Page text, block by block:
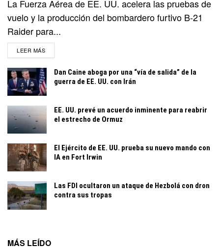
La Fuerza Aérea de EE. UU. acelera las pruebas de
vuelo y la producción del bombardero furtivo B-21
Raider para...
LEER MÁSDETAILS
Dan Caine aboga por una “vía de salida” de la
guerra de EE. UU. con Irán
EE. UU. prevé un acuerdo inminente para reabrir
el estrecho de Ormuz
El Ejército de EE. UU. prueba su nuevo mando con
IA en Fort Irwin
Las FDI ocultaron un ataque de Hezbolá con dron
contra sus tropas
MÁS LEÍDO